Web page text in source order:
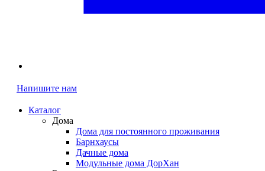
Напишите нам
Каталог
Дома
Дома для постоянного проживания
Барнхаусы
Дачные дома
Модульные дома ДорХан